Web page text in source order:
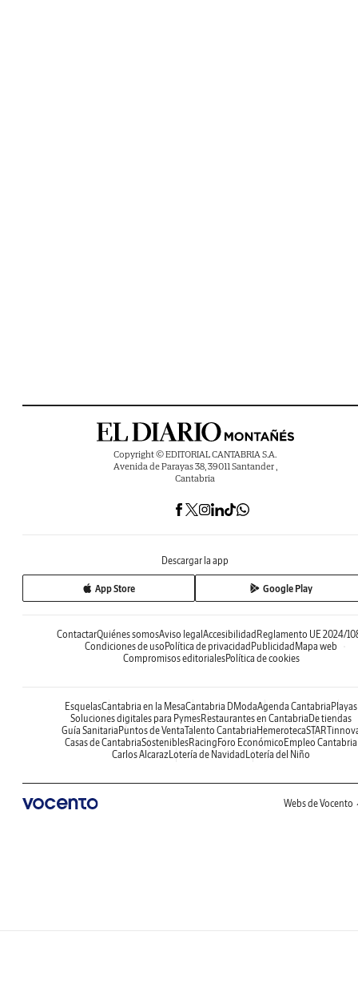
Copyright © EDITORIAL CANTABRIA S.A.
Avenida de Parayas 38, 39011 Santander ,
Cantabria
Descargar la app
App Store Google Play
ContactarQuiénes somosAviso legal Accesibilidad Reglamento UE 2024/
Condiciones de uso Política de privacidad Publicidad Mapa web
Compromisos editorialesPolítica de cookies
EsquelasCantabria en la MesaCantabria DModaAgenda Cantabria Playas
Soluciones digitales para PymesRestaurantes en Cantabria De tiendas
Guía Sanitaria Puntos de VentaTalento Cantabria Hemeroteca
Casas de CantabriaSosteniblesRacing Foro Económico Empleo Cantabria
Carlos AlcarazLotería de Navidad Lotería del Niño
Webs de Vocento